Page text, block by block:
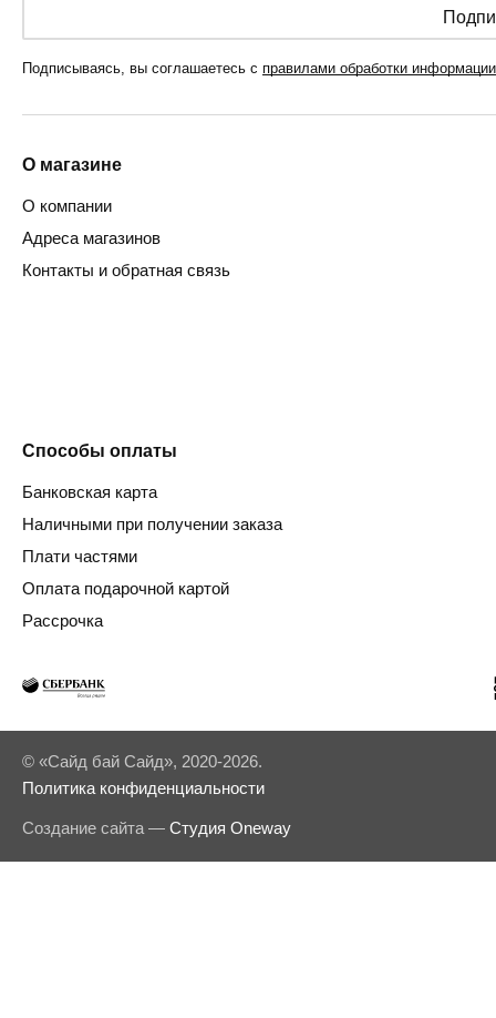
Подписываясь, вы соглашаетесь с правилами обработки информации
О магазине
О компании
Адреса магазинов
Контакты и обратная связь
Способы оплаты
Банковская карта
Наличными при получении заказа
Плати частями
Оплата подарочной картой
Рассрочка
© «Сайд бай Сайд», 2020-2026.
Политика конфиденциальности
Создание сайта — Студия Oneway